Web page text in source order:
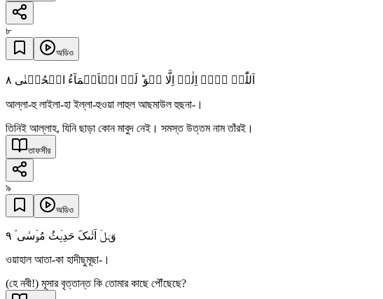
৮
অডিও
اَللّٰہُ لَاۤ اِلٰہَ اِلَّا ہُوَ ؕ لَہُ الۡاَسۡمَآءُ الۡحُسۡنٰی ٨
আল্লা-হু লাইলা-হা ইল্লা-হুওয়া লাহুল আছমাউল হুছনা-।
তিনিই আল্লাহ, যিনি ছাড়া কোন মাবুদ নেই। সমস্ত উত্তম নাম তাঁরই।
তাফসীর
৯
অডিও
وَہَلۡ اَتٰىکَ حَدِیۡثُ مُوۡسٰی ۘ ٩
ওয়াহাল আতা-কা হাদীছুমূছা-।
(হে নবী!) মূসার বৃত্তান্ত কি তোমার কাছে পৌঁছেছে?